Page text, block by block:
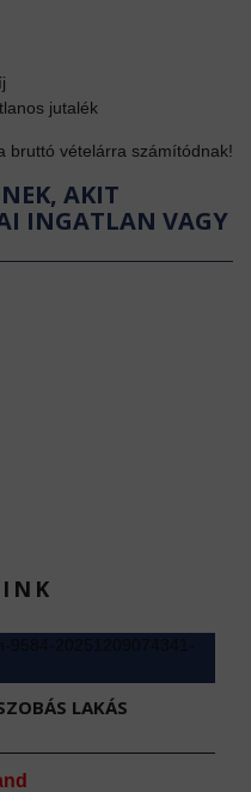
jutalék
bruttó vételárra számítódnak!
AKIT
INGATLAN VAGY
LAKÁS